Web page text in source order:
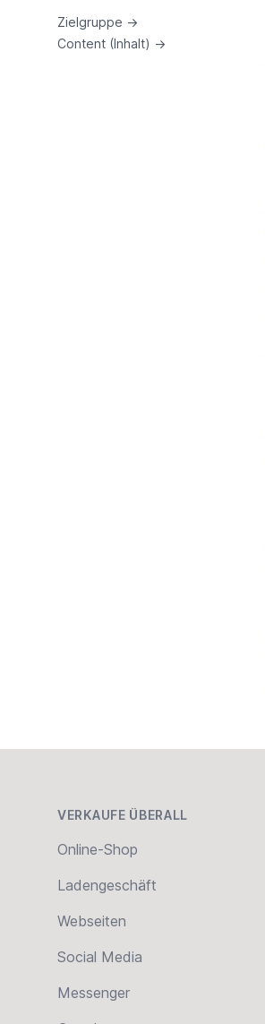
Zielgruppe →
Content (Inhalt) →
VERKAUFE ÜBERALL
Online-Shop
Ladengeschäft
Webseiten
Social Media
Messenger